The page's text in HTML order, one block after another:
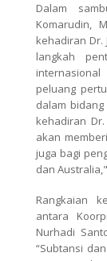
Dalam
Komarudin,
kehadiran Dr.
langkah
peluang
dalam
kehadiran
akan
juga bagi
dan
Rangkaian
antara
Nurhadi
“Subtansi